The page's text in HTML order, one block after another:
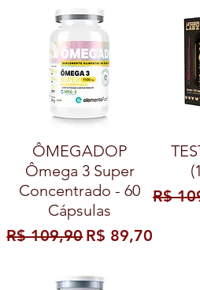
ÔMEGADOP
Ômega 3 Super
Concentrado - 60
Cápsulas
Preço normal
R$ 109,90Preço
R$ 89,70
Preço
R$